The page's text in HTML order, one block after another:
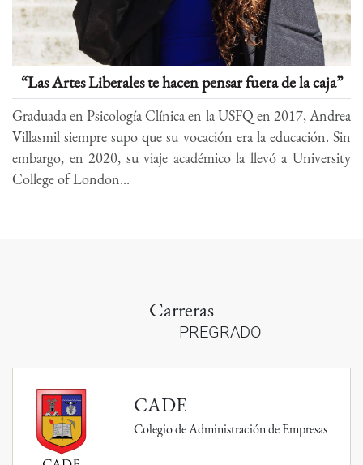
“Las Artes Liberales te hacen pensar fuera de la caja”
Graduada en Psicología Clínica en la USFQ en 2017, Andrea
Villasmil siempre supo que su vocación era la educación. Sin
embargo, en 2020, su viaje académico la llevó a University
College of London...
Carreras
PREGRADO
CADE
Colegio de Administración de Empresas